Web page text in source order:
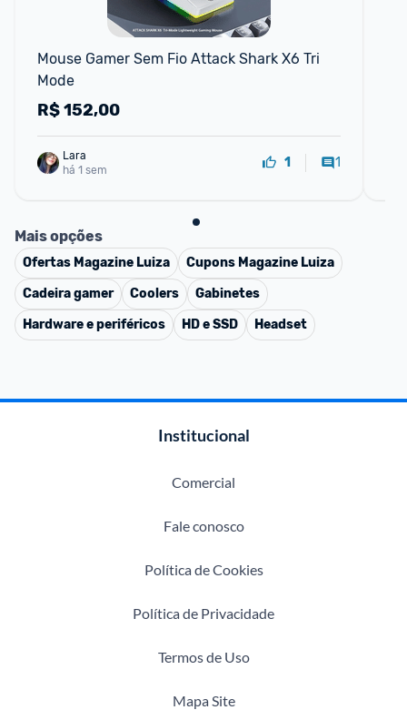
Mouse Gamer Sem Fio Attack Shark X6 Tri
Mode
R$152,00
Lara
há 1 sem
1 1
Mais opções
Ofertas Magazine Luiza Cupons Magazine Luiza
Cadeira gamer
Coolers
Gabinetes
Hardware e periféricos
HD e SSD Headset
Institucional
Comercial
Fale conosco
Política de Cookies
Política de Privacidade
Termos de Uso
Mapa Site